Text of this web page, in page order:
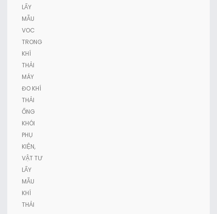
LẤY
MẪU
VOC
TRONG
KHÍ
THẢI
MÁY
ĐO KHÍ
THẢI
ỐNG
KHÓI
PHỤ
KIỆN,
VẬT TƯ
LẤY
MẪU
KHÍ
THẢI